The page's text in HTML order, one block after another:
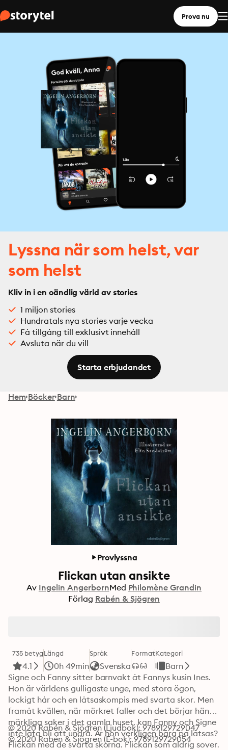
Prova nu
Lyssna när som helst, var
som helst
Kliv in i en oändlig värld av stories
1 miljon stories
Hundratals nya stories varje vecka
Få tillgång till exklusivt innehåll
Avsluta när du vill
Starta erbjudandet
Hem Böcker Barn
Provlyssna
Flickan utan ansikte
Av Ingelin AngerbornMed Philomène Grandin
Förlag Rabén & Sjögren
735 betyg
4.1
Längd
0h 49min
Språk
Svenska
FormatKategori
Barn
Signe och Fanny sitter barnvakt åt Fannys kusin Ines.
Hon är världens gulligaste unge, med stora ögon,
lockigt hår och en låtsaskompis med svarta skor. Men
framåt kvällen, när mörkret faller och det börjar hända
märkliga saker i det gamla huset, kan Fanny och Signe
inte låta bli att undra. Är hon verkligen bara på låtsas?
Flickan med de svarta skorna. Flickan som aldrig sover.
© 2020 Rabén & Sjögren (Ljudbok): 9789129729047
© 2020 Rabén & Sjögren (E-bok): 9789129729054